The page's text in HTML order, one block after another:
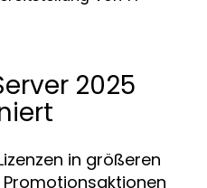
2025
in größeren